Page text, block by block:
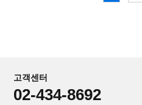
고객센터
02-434-8692